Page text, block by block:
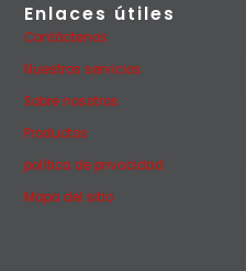
Enlaces útiles
Contáctenos
Nuestros servicios
Sobre nosotros
Productos
política de privacidad
Mapa del sitio